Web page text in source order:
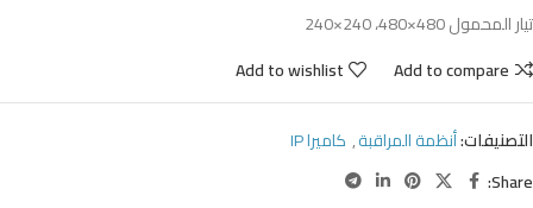
تيار المحمول 480×480، 240×240
Add to compare
Add to wishlist
التصنيفات:أنظمة المراقبة, كاميرا IP
Share: